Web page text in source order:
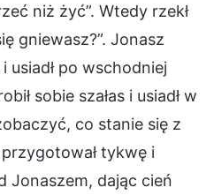
niż żyć”. Wtedy rzekł
gniewasz?”. Jonasz
usiadł po wschodniej
sobie szałas i usiadł w
co stanie się z
tykwę i
Jonaszem, dając cień